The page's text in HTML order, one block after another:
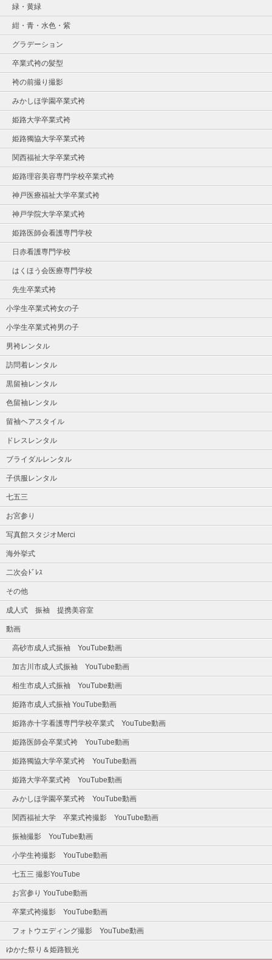
緑・黄緑
紺・青・水色・紫
グラデーション
卒業式袴の髪型
袴の前撮り撮影
みかしほ学園卒業式袴
姫路大学卒業式袴
姫路獨協大学卒業式袴
関西福祉大学卒業式袴
姫路理容美容専門学校卒業式袴
神戸医療福祉大学卒業式袴
神戸学院大学卒業式袴
姫路医師会看護専門学校
日赤看護専門学校
はくほう会医療専門学校
先生卒業式袴
小学生卒業式袴女の子
小学生卒業式袴男の子
男袴レンタル
訪問着レンタル
黒留袖レンタル
色留袖レンタル
留袖ヘアスタイル
ドレスレンタル
ブライダルレンタル
子供服レンタル
七五三
お宮参り
写真館スタジオMerci
海外挙式
二次会ﾄﾞﾚｽ
その他
成人式 振袖 提携美容室
動画
高砂市成人式振袖 YouTube動画
加古川市成人式振袖 YouTube動画
相生市成人式振袖 YouTube動画
姫路市成人式振袖 YouTube動画
姫路赤十字看護専門学校卒業式 YouTube動画
姫路医師会卒業式袴 YouTube動画
姫路獨協大学卒業式袴 YouTube動画
姫路大学卒業式袴 YouTube動画
みかしほ学園卒業式袴 YouTube動画
関西福祉大学 卒業式袴撮影 YouTube動画
振袖撮影 YouTube動画
小学生袴撮影 YouTube動画
七五三 撮影YouTube
お宮参り YouTube動画
卒業式袴撮影 YouTube動画
フォトウエディング撮影 YouTube動画
ゆかた祭り＆姫路観光